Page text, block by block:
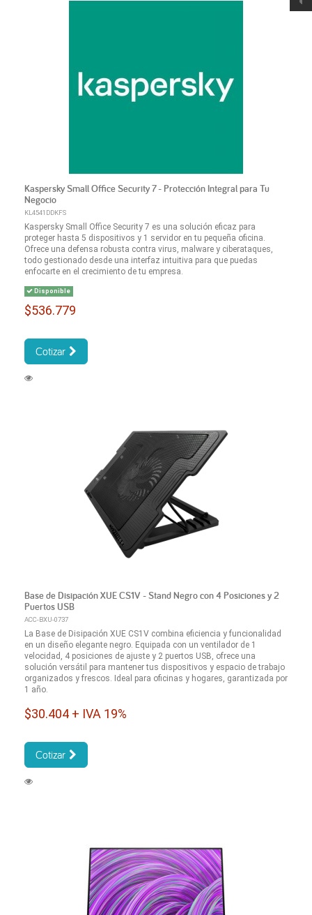
Kaspersky Small Office Security 7 - Protección Integral para Tu
Negocio
KL4541DDKFS
Kaspersky Small Office Security 7 es una solución eficaz para
proteger hasta 5 dispositivos y 1 servidor en tu pequeña oficina.
Ofrece una defensa robusta contra virus, malware y ciberataques,
todo gestionado desde una interfaz intuitiva para que puedas
enfocarte en el crecimiento de tu empresa.
Disponible
$536.779
Cotizar
Base de Disipación XUE CS1V - Stand Negro con 4 Posiciones y 2
Puertos USB
ACC-BXU-0737
La Base de Disipación XUE CS1V combina eficiencia y funcionalidad
en un diseño elegante negro. Equipada con un ventilador de 1
velocidad, 4 posiciones de ajuste y 2 puertos USB, ofrece una
solución versátil para mantener tus dispositivos y espacio de trabajo
organizados y frescos. Ideal para oficinas y hogares, garantizada por
1 año.
$30.404 + IVA 19%
Cotizar